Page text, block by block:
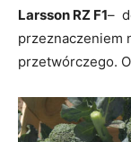
Larsson RZ F1–
przeznaczeniem
przetwórczego.